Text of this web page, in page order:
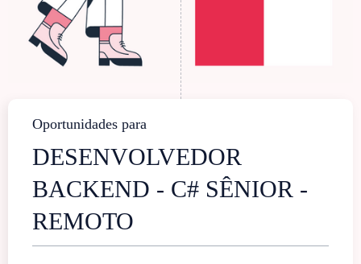
Oportunidades para
DESENVOLVEDOR
BACKEND - C# SÊNIOR -
REMOTO